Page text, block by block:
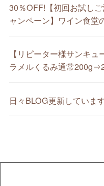
30％OFF!【初回お試し
ャンペーン】ワイン食堂
【リピーター様サンキ
ラメルくるみ通常
日々BLOG更新していま